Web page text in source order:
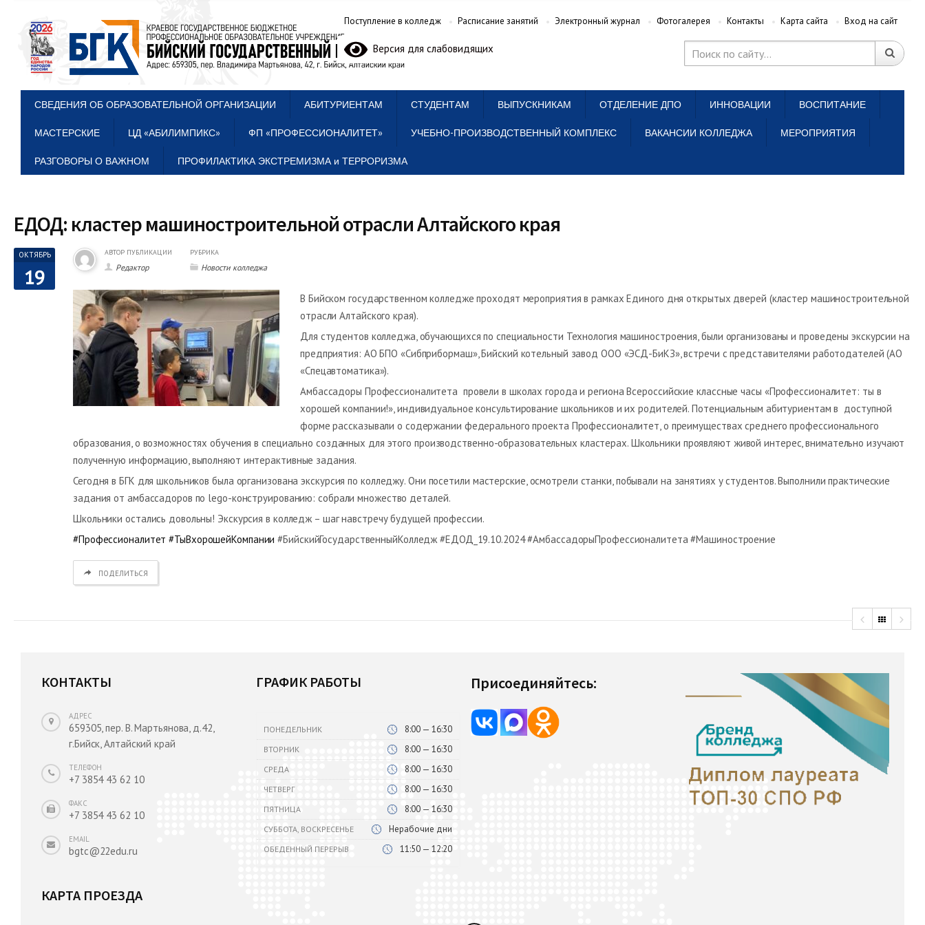
Поступление в колледж Расписание занятий Электронный журнал Фотогалерея Контакты Карта сайта Вход на сайт
Версия для слабовидящих
СВЕДЕНИЯ ОБ ОБРАЗОВАТЕЛЬНОЙ ОРГАНИЗАЦИИ АБИТУРИЕНТАМ СТУДЕНТАМ ВЫПУСКНИКАМ ОТДЕЛЕНИЕ ДПО ИННОВАЦИИ ВОСПИТАНИЕ
МАСТЕРСКИЕ ЦД «АБИЛИМПИКС» ФП «ПРОФЕССИОНАЛИТЕТ» УЧЕБНО-ПРОИЗВОДСТВЕННЫЙ КОМПЛЕКС ВАКАНСИИ КОЛЛЕДЖА МЕРОПРИЯТИЯ
РАЗГОВОРЫ О ВАЖНОМ ПРОФИЛАКТИКА ЭКСТРЕМИЗМА и ТЕРРОРИЗМА
ЕДОД: кластер машиностроительной отрасли Алтайского края
ОКТЯБРЬ
19
АВТОР ПУБЛИКАЦИИ
Редактор
РУБРИКА
Новости колледжа
В Бийском государственном колледже проходят мероприятия в рамках Единого дня открытых дверей (кластер машиностроительной
отрасли Алтайского края).
Для студентов колледжа, обучающихся по специальности Технология машиностроения, были организованы и проведены экскурсии на
предприятия: АО БПО «Сибприбормаш», Бийский котельный завод ООО «ЭСД-БиКЗ», встречи с представителями работодателей (АО
«Спецавтоматика»).
Амбассадоры Профессионалитета провели в школах города и региона Всероссийские классные часы «Профессионалитет: ты в
хорошей компании!», индивидуальное консультирование школьников и их родителей. Потенциальным абитуриентам в доступной
форме рассказывали о содержании федерального проекта Профессионалитет, о преимуществах среднего профессионального
образования, о возможностях обучения в специально созданных для этого производственно-образовательных кластерах. Школьники проявляют живой интерес, внимательно изучают
полученную информацию, выполняют интерактивные задания.
Сегодня в БГК для школьников была организована экскурсия по колледжу. Они посетили мастерские, осмотрели станки, побывали на занятиях у студентов. Выполнили практические
задания от амбассадоров по lego-конструированию: собрали множество деталей.
Школьники остались довольны! Экскурсия в колледж – шаг навстречу будущей профессии.
#Профессионалитет #ТыВхорошейКомпании #БийскийГосударственныйКолледж #ЕДОД_19.10.2024 #АмбассадорыПрофессионалитета #Машиностроение
ПОДЕЛИТЬСЯ
КОНТАКТЫ
АДРЕС
659305, пер. В. Мартьянова, д.42,
г.Бийск, Алтайский край
ТЕЛЕФОН
+7 3854 43 62 10
ФАКС
+7 3854 43 62 10
EMAIL
bgtc@22edu.ru
ГРАФИК РАБОТЫ
ПОНЕДЕЛЬНИК 8:00 — 16:30
ВТОРНИК 8:00 — 16:30
СРЕДА 8:00 — 16:30
ЧЕТВЕРГ 8:00 — 16:30
ПЯТНИЦА 8:00 — 16:30
СУББОТА, ВОСКРЕСЕНЬЕ Нерабочие дни
ОБЕДЕННЫЙ ПЕРЕРЫВ 11:50 — 12:20
Присоединяйтесь:
КАРТА ПРОЕЗДА